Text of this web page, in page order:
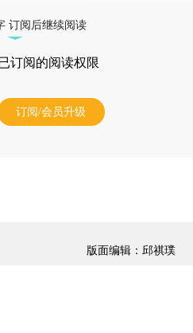
订阅后继续阅读
订阅的阅读权限
订阅/会员升级
版面编辑：邱祺璞